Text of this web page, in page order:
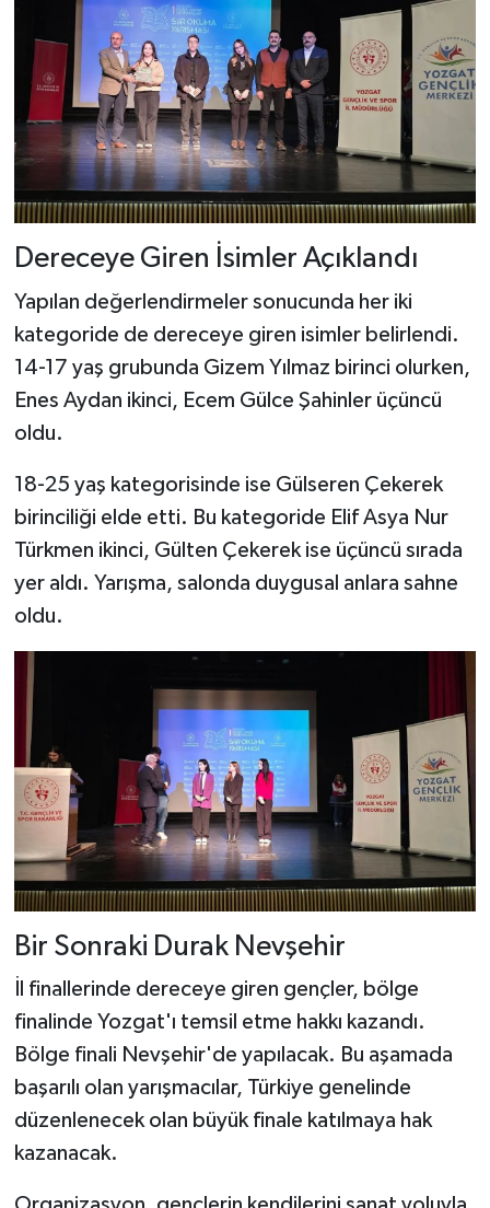
Dereceye Giren İsimler Açıklandı
Yapılan değerlendirmeler sonucunda her iki
kategoride de dereceye giren isimler belirlendi.
14-17 yaş grubunda Gizem Yılmaz birinci olurken,
Enes Aydan ikinci, Ecem Gülce Şahinler üçüncü
oldu.
18-25 yaş kategorisinde ise Gülseren Çekerek
birinciliği elde etti. Bu kategoride Elif Asya Nur
Türkmen ikinci, Gülten Çekerek ise üçüncü sırada
yer aldı. Yarışma, salonda duygusal anlara sahne
oldu.
Bir Sonraki Durak Nevşehir
İl finallerinde dereceye giren gençler, bölge
finalinde Yozgat'ı temsil etme hakkı kazandı.
Bölge finali Nevşehir'de yapılacak. Bu aşamada
başarılı olan yarışmacılar, Türkiye genelinde
düzenlenecek olan büyük finale katılmaya hak
kazanacak.